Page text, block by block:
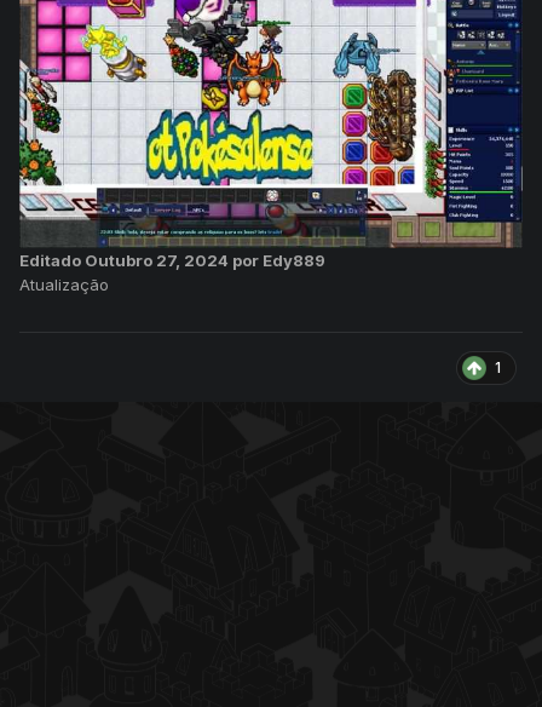
Editado Outubro 27, 2024 por Edy889
Atualização
1